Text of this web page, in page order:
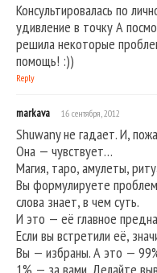
Консультировалась по
удивление в точку А
решила некоторые
помощь! :))
Reply
markava 16 сентября, 2012
Shuwany не гадает. И,
Она — чувствует…
Магия, таро, амулеты,
Вы формулируете
слова знает, в чем суть.
И это — её главное
Если вы встретили её,
Вы — избраны. А это —